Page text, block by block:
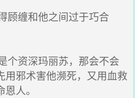
顾缠和他之间过于巧合
个资深玛丽苏，那会不会
用邪术害他濒死，又用血救
人。